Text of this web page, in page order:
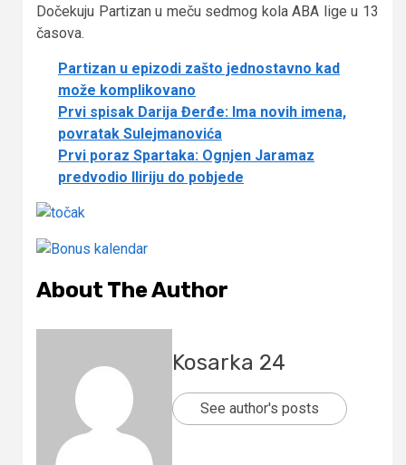
Dočekuju Partizan u meču sedmog kola ABA lige u 13
časova.
Partizan u epizodi zašto jednostavno kad
može komplikovano
Prvi spisak Darija Đerđe: Ima novih imena,
povratak Sulejmanovića
Prvi poraz Spartaka: Ognjen Jaramaz
predvodio Iliriju do pobjede
About The Author
Kosarka 24
See author's posts